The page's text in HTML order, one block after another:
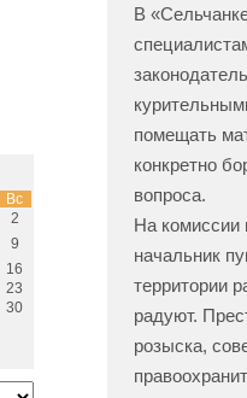
В
помещать
конкретно
вопроса.
На комиссии
начальник
территории
радуют.
розыска,
Вс
2
9
16
23
30